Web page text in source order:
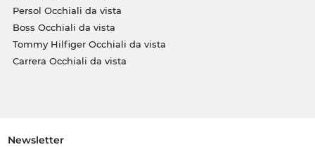
Persol Occhiali da vista
Boss Occhiali da vista
Tommy Hilfiger Occhiali da vista
Carrera Occhiali da vista
Newsletter